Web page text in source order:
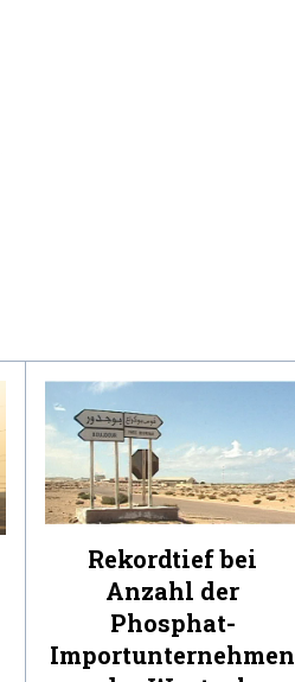
Rekordtief bei
Anzahl der
Phosphat-
Importunternehmen